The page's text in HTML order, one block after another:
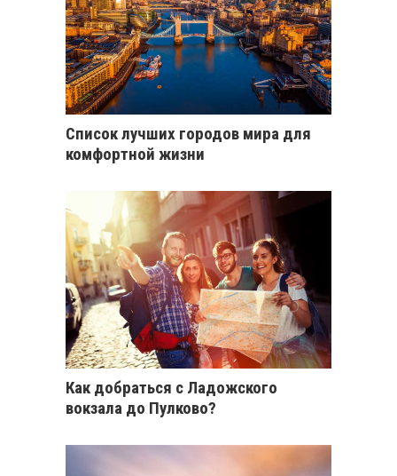
Список лучших городов мира для
комфортной жизни
Как добраться с Ладожского
вокзала до Пулково?